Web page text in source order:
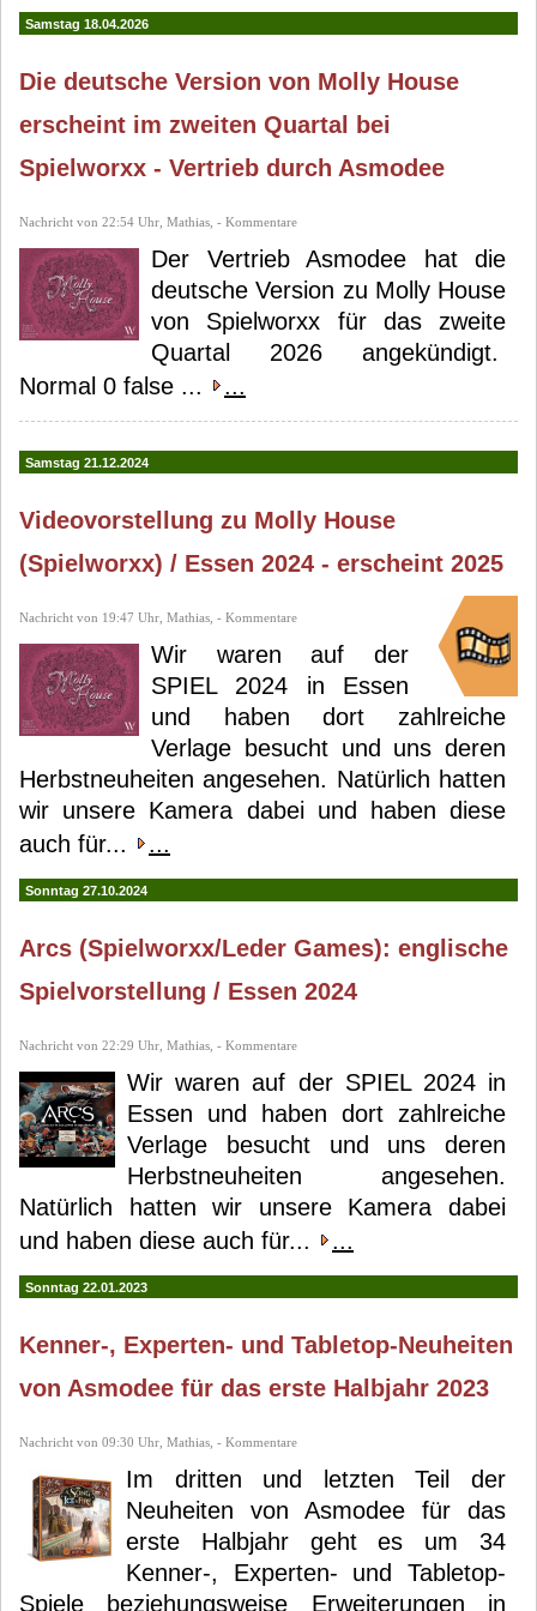
Samstag 18.04.2026
Die deutsche Version von Molly House
erscheint im zweiten Quartal bei
Spielworxx - Vertrieb durch Asmodee
Nachricht von 22:54 Uhr, Mathias, - Kommentare
Der Vertrieb Asmodee hat die
deutsche Version zu Molly House
von Spielworxx für das zweite
Quartal 2026 angekündigt.
Normal 0 false ...
...
Samstag 21.12.2024
Videovorstellung zu Molly House
(Spielworxx) / Essen 2024 - erscheint 2025
Nachricht von 19:47 Uhr, Mathias, - Kommentare
Wir waren auf der
SPIEL 2024 in Essen
und haben dort zahlreiche
Verlage besucht und uns deren
Herbstneuheiten angesehen. Natürlich hatten
wir unsere Kamera dabei und haben diese
auch für...
...
Sonntag 27.10.2024
Arcs (Spielworxx/Leder Games): englische
Spielvorstellung / Essen 2024
Nachricht von 22:29 Uhr, Mathias, - Kommentare
Wir waren auf der SPIEL 2024 in
Essen und haben dort zahlreiche
Verlage besucht und uns deren
Herbstneuheiten angesehen.
Natürlich hatten wir unsere Kamera dabei
und haben diese auch für...
...
Sonntag 22.01.2023
Kenner-, Experten- und Tabletop-Neuheiten
von Asmodee für das erste Halbjahr 2023
Nachricht von 09:30 Uhr, Mathias, - Kommentare
Im dritten und letzten Teil der
Neuheiten von Asmodee für das
erste Halbjahr geht es um 34
Kenner-, Experten- und Tabletop-
Spiele beziehungsweise Erweiterungen in